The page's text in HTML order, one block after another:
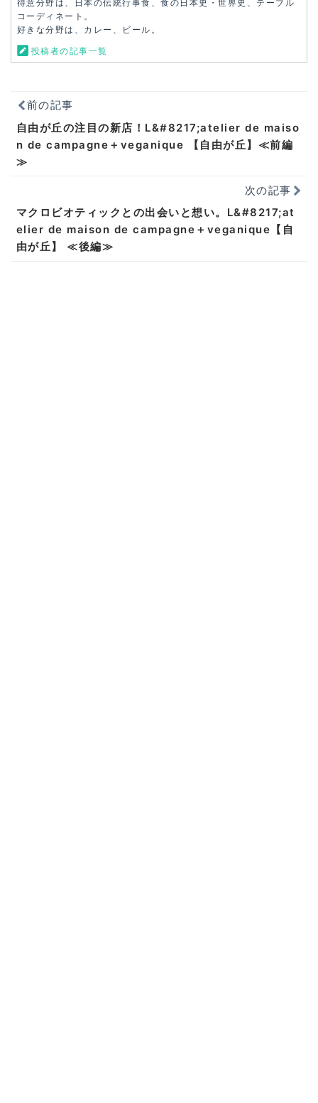
得意分野は、日本の伝統行事食、食の日本史・世界史、テーブル
コーディネート。
好きな分野は、カレー、ビール。
投稿者の記事一覧
前の記事
自由が丘の注目の新店！L&#8217;atelier de maiso
n de campagne＋veganique 【自由が丘】≪前編
≫
次の記事
マクロビオティックとの出会いと想い。L&#8217;at
elier de maison de campagne＋veganique【自
由が丘】 ≪後編≫